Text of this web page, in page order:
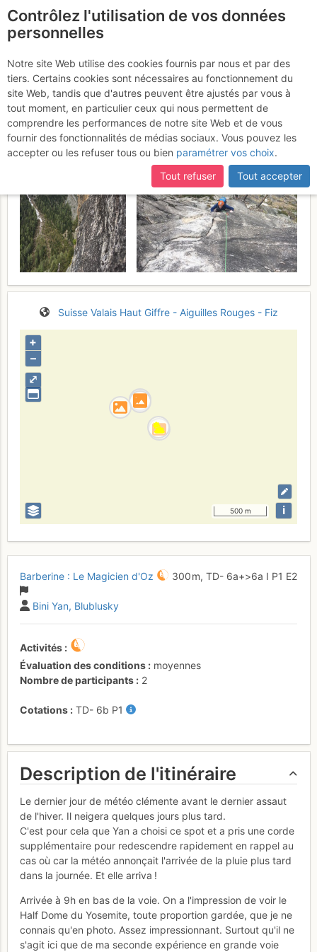
Barberine : Le Magicien
d'Oz
Mardi 25 avril 2017
Suisse Valais Haut Giffre - Aiguilles Rouges - Fiz
⤢
+
–
500 m i
Barberine : Le Magicien d'Oz 300 m, TD- 6a+>6a I P1 E2
Bini Yan Blublusky
Activités
Évaluation des conditions
moyennes
Nombre de participants
2
Cotations TD- 6b P1
Description de l'itinéraire
Le dernier jour de météo clémente avant le dernier assaut
de l'hiver. Il neigera quelques jours plus tard.
C'est pour cela que Yan a choisi ce spot et a pris une corde
supplémentaire pour redescendre rapidement en rappel au
cas où car la météo annonçait l'arrivée de la pluie plus tard
dans la journée. Et elle arriva !
Arrivée à 9h en bas de la voie. On a l'impression de voir le
Half Dome du Yosemite, toute proportion gardée, que je ne
connais qu'en photo. Assez impressionnant. Surtout qu'il ne
s'agit ici que de ma seconde expérience en grande voie
Contrôlez l'utilisation de vos données
personnelles
Notre site Web utilise des cookies fournis par nous et par des
tiers. Certains cookies sont nécessaires au fonctionnement du
site Web, tandis que d'autres peuvent être ajustés par vous à
tout moment, en particulier ceux qui nous permettent de
comprendre les performances de notre site Web et de vous
fournir des fonctionnalités de médias sociaux. Vous pouvez les
accepter ou les refuser tous ou bien paramétrer vos choix.
Tout refuser
Tout accepter